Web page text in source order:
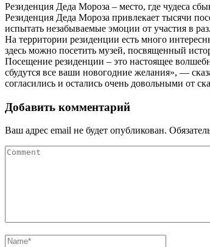
Резиденция Деда Мороза – место, где чудеса
Резиденция Деда Мороза привлекает тысячи
испытать незабываемые эмоции от участия в
На территории резиденции есть много
здесь можно посетить музей, посвященный
Посещение резиденции – это настоящее
сбудутся все ваши новогодние желания», —
согласились и остались очень довольными от
Добавить комментарий
Ваш адрес email не будет опубликован.